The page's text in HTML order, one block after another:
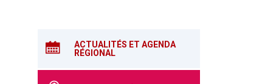
ACTUALITÉS ET AGENDA
RÉGIONAL